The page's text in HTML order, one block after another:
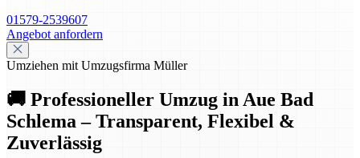
01579-2539607
Angebot anfordern
Umziehen mit Umzugsfirma Müller
🚚 Professioneller Umzug in Aue Bad
Schlema – Transparent, Flexibel &
Zuverlässig